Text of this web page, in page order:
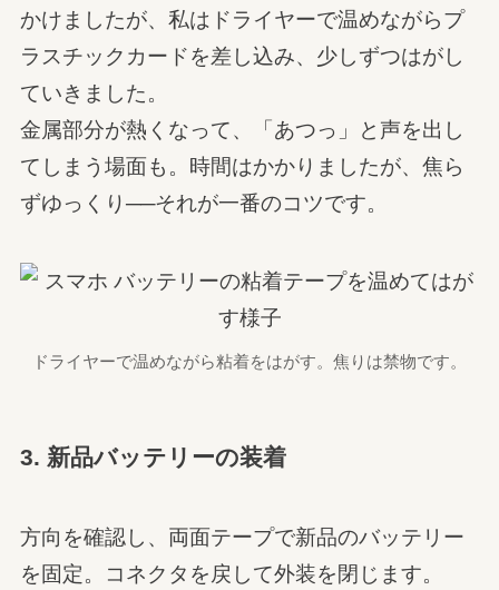
かけましたが、私はドライヤーで温めながらプ
ラスチックカードを差し込み、少しずつはがし
ていきました。
金属部分が熱くなって、「あつっ」と声を出し
てしまう場面も。時間はかかりましたが、焦ら
ずゆっくり──それが一番のコツです。
ドライヤーで温めながら粘着をはがす。焦りは禁物です。
3. 新品バッテリーの装着
方向を確認し、両面テープで新品のバッテリー
を固定。コネクタを戻して外装を閉じます。